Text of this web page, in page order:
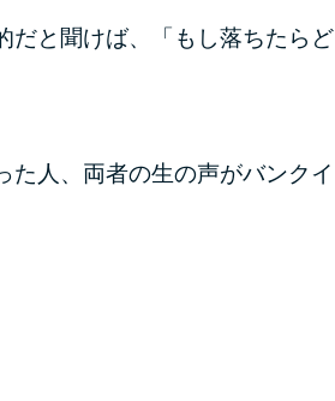
特集ページ一覧
だと聞けば、「もし落ちたらど
人、両者の生の声がバンクイ